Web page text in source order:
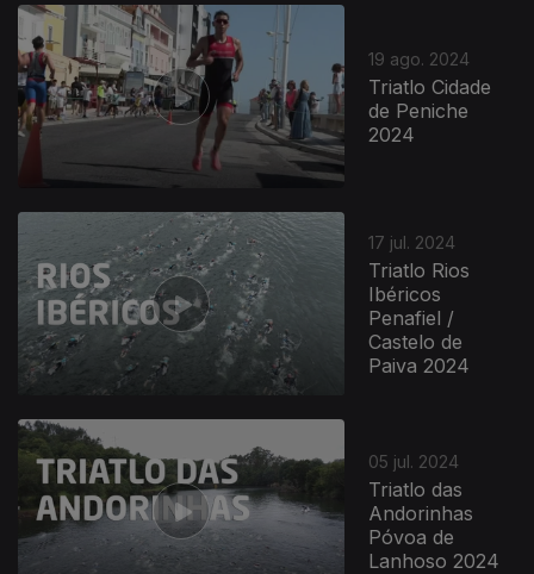
19 ago. 2024
Triatlo Cidade
de Peniche
2024
17 jul. 2024
Triatlo Rios
Ibéricos
Penafiel /
Castelo de
Paiva 2024
05 jul. 2024
Triatlo das
Andorinhas
Póvoa de
Lanhoso 2024